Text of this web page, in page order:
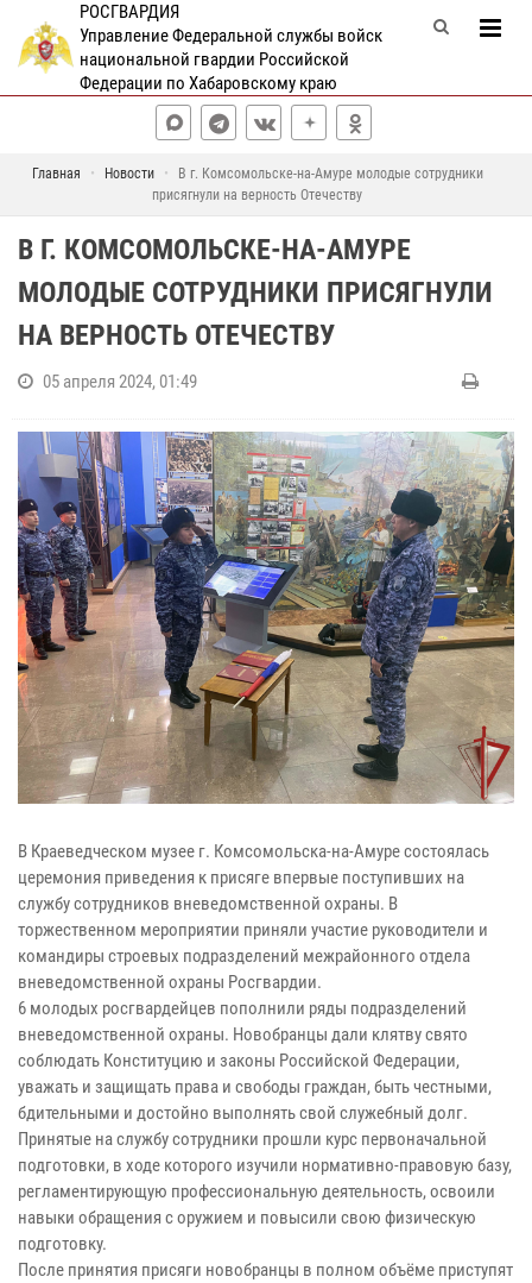
РОСГВАРДИЯ
Управление Федеральной службы войск
национальной гвардии Российской
Федерации по Хабаровскому краю
Главная Новости
В г. Комсомольске-на-Амуре молодые сотрудники
присягнули на верность Отечеству
В Г. КОМСОМОЛЬСКЕ-НА-АМУРЕ
МОЛОДЫЕ СОТРУДНИКИ ПРИСЯГНУЛИ
НА ВЕРНОСТЬ ОТЕЧЕСТВУ
05 апреля 2024, 01:49
В Краеведческом музее г. Комсомольска-на-Амуре состоялась
церемония приведения к присяге впервые поступивших на
службу сотрудников вневедомственной охраны. В
торжественном мероприятии приняли участие руководители и
командиры строевых подразделений межрайонного отдела
вневедомственной охраны Росгвардии.
6 молодых росгвардейцев пополнили ряды подразделений
вневедомственной охраны. Новобранцы дали клятву свято
соблюдать Конституцию и законы Российской Федерации,
уважать и защищать права и свободы граждан, быть честными,
бдительными и достойно выполнять свой служебный долг.
Принятые на службу сотрудники прошли курс первоначальной
подготовки, в ходе которого изучили нормативно-правовую базу,
регламентирующую профессиональную деятельность, освоили
навыки обращения с оружием и повысили свою физическую
подготовку.
После принятия присяги новобранцы в полном объёме приступят